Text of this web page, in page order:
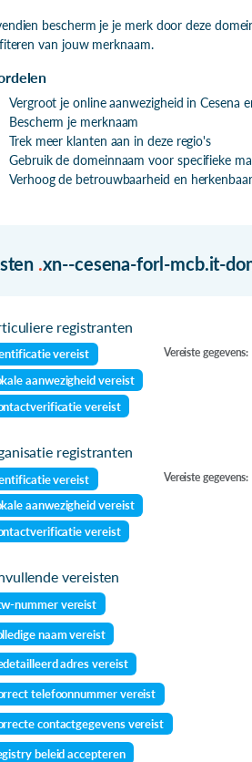
bescherm je je merk door deze
van jouw merknaam.
Vergroot je online aanwezigheid in Cesena
Bescherm je merknaam
Trek meer klanten aan in deze regio's
Gebruik de domeinnaam voor specifieke
Verhoog de betrouwbaarheid en
.xn--cesena-forl-mcb.it-
registranten
vereist
aanwezigheid vereist
vereist
Vereiste gegevens:
registranten
vereist
aanwezigheid vereist
vereist
Vereiste gegevens:
vereisten
nummer vereist
naam vereist
adres vereist
telefoonnummer vereist
contactgegevens vereist
beleid accepteren